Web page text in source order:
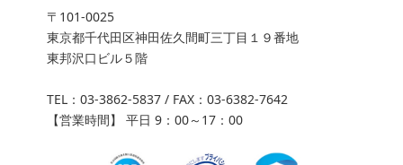
〒101-0025
東京都千代田区神田佐久間町三丁目１９番地
東邦沢口ビル５階
TEL： 03-3862-5837 / FAX：03-6382-7642
【営業時間】 平日 9：00～17：00